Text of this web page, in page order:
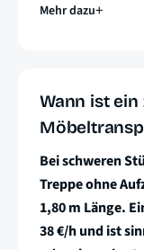
Mehr dazu
Wann ist
Bei schweren
Treppe ohne
1,80 m Länge.
38 €/h und ist